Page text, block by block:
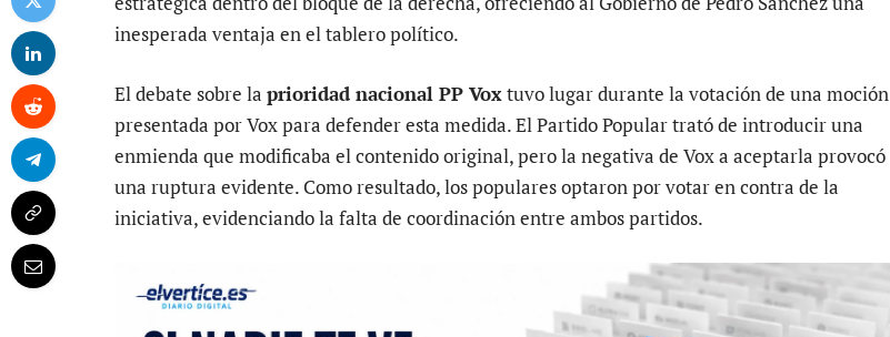
inesperada ventaja en el tablero político.
El debate sobre la prioridad nacional PP Voxtuvo lugar durante la votación de una moción
presentada por Vox para defender esta medida. El Partido Popular trató de introducir una
enmienda que modificaba el contenido original, pero la negativa de Vox a aceptarla provocó
una ruptura evidente. Como resultado, los populares optaron por votar en contra de la
iniciativa, evidenciando la falta de coordinación entre ambos partidos.